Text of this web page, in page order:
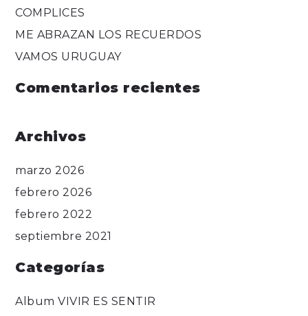
COMPLICES
ME ABRAZAN LOS RECUERDOS
VAMOS URUGUAY
Comentarios recientes
Archivos
marzo 2026
febrero 2026
febrero 2022
septiembre 2021
Categorías
Album VIVIR ES SENTIR